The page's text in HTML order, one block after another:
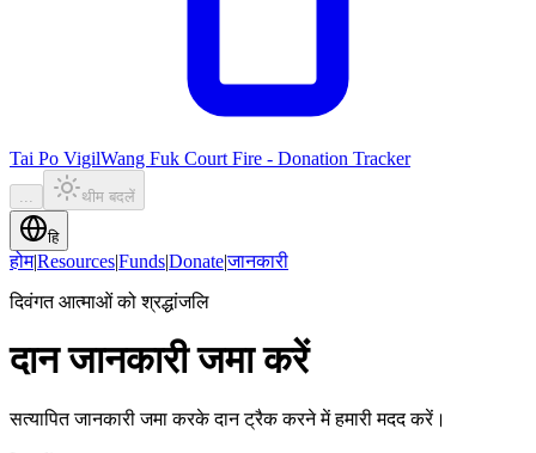
Tai Po VigilWang Fuk Court Fire - Donation Tracker
... थीम बदलें
हि
होम|Resources|Funds|Donate|जानकारी
दिवंगत आत्माओं को श्रद्धांजलि
दान जानकारी जमा करें
सत्यापित जानकारी जमा करके दान ट्रैक करने में हमारी मदद करें।